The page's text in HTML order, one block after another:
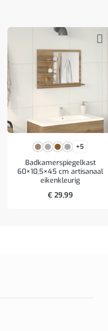
+5
Badkamerspiegelkast
60×10,5×45 cm artisanaal
eikenkleurig
€29,99